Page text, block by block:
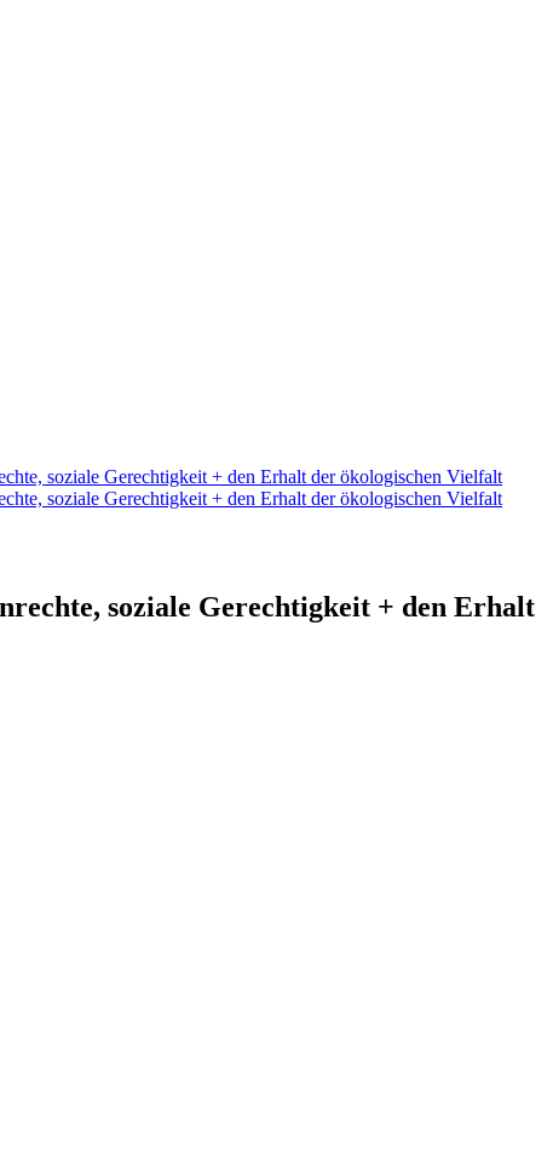
soziale Gerechtigkeit + den Erhalt